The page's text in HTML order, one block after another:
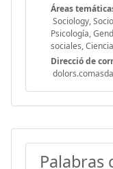
Áreas
Sociology,
Psicología,
sociales,
Direcció de
Palabras